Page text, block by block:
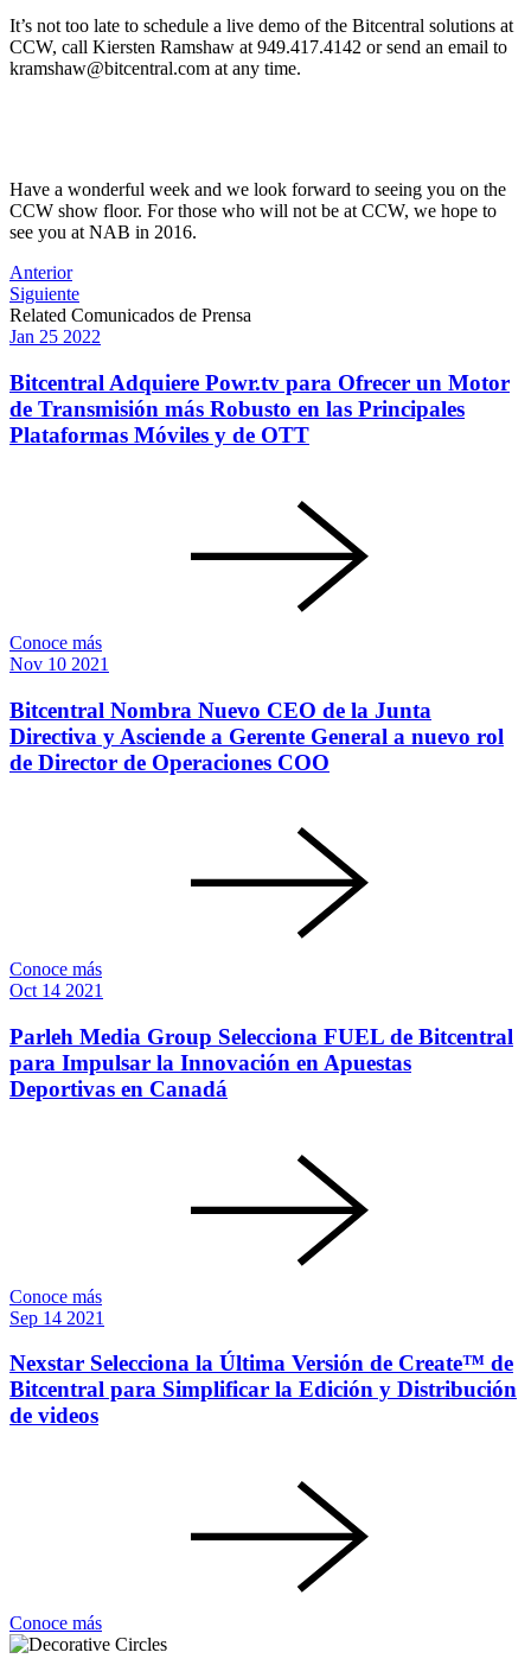
It’s not too late to schedule a live demo of the Bitcentral solutions at
CCW, call Kiersten Ramshaw at 949.417.4142 or send an email to
kramshaw@bitcentral.com at any time.
Have a wonderful week and we look forward to seeing you on the
CCW show floor. For those who will not be at CCW, we hope to
see you at NAB in 2016.
Post
navigation
Anterior
Siguiente
Related Comunicados de Prensa
Jan 25 2022
Bitcentral Adquiere Powr.tv para Ofrecer un Motor
de Transmisión más Robusto en las Principales
Plataformas Móviles y de OTT
Conoce más
Nov 10 2021
Bitcentral Nombra Nuevo CEO de la Junta
Directiva y Asciende a Gerente General a nuevo rol
de Director de Operaciones COO
Conoce más
Oct 14 2021
Parleh Media Group Selecciona FUEL de Bitcentral
para Impulsar la Innovación en Apuestas
Deportivas en Canadá
Conoce más
Sep 14 2021
Nexstar Selecciona la Última Versión de Create™ de
Bitcentral para Simplificar la Edición y Distribución
de videos
Conoce más